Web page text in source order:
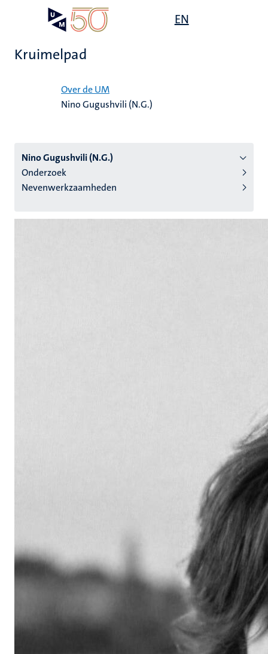
EN
Kruimelpad
Over de UM
Nino Gugushvili (N.G.)
Nino Gugushvili (N.G.)
Onderzoek
Nevenwerkzaamheden